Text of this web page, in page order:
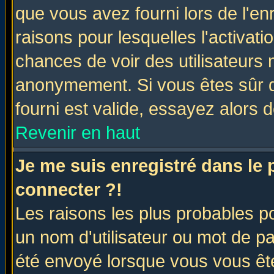
que vous avez fourni lors de
raisons pour lesquelles
chances de voir des utilisateurs
anonymement. Si vous êtes sûr
fourni est valide, essayez alors
Revenir en haut
Je me suis enregistré dans le
connecter ?!
Les raisons les plus probables
un nom d'utilisateur ou mot de
été envoyé lorsque vous vous